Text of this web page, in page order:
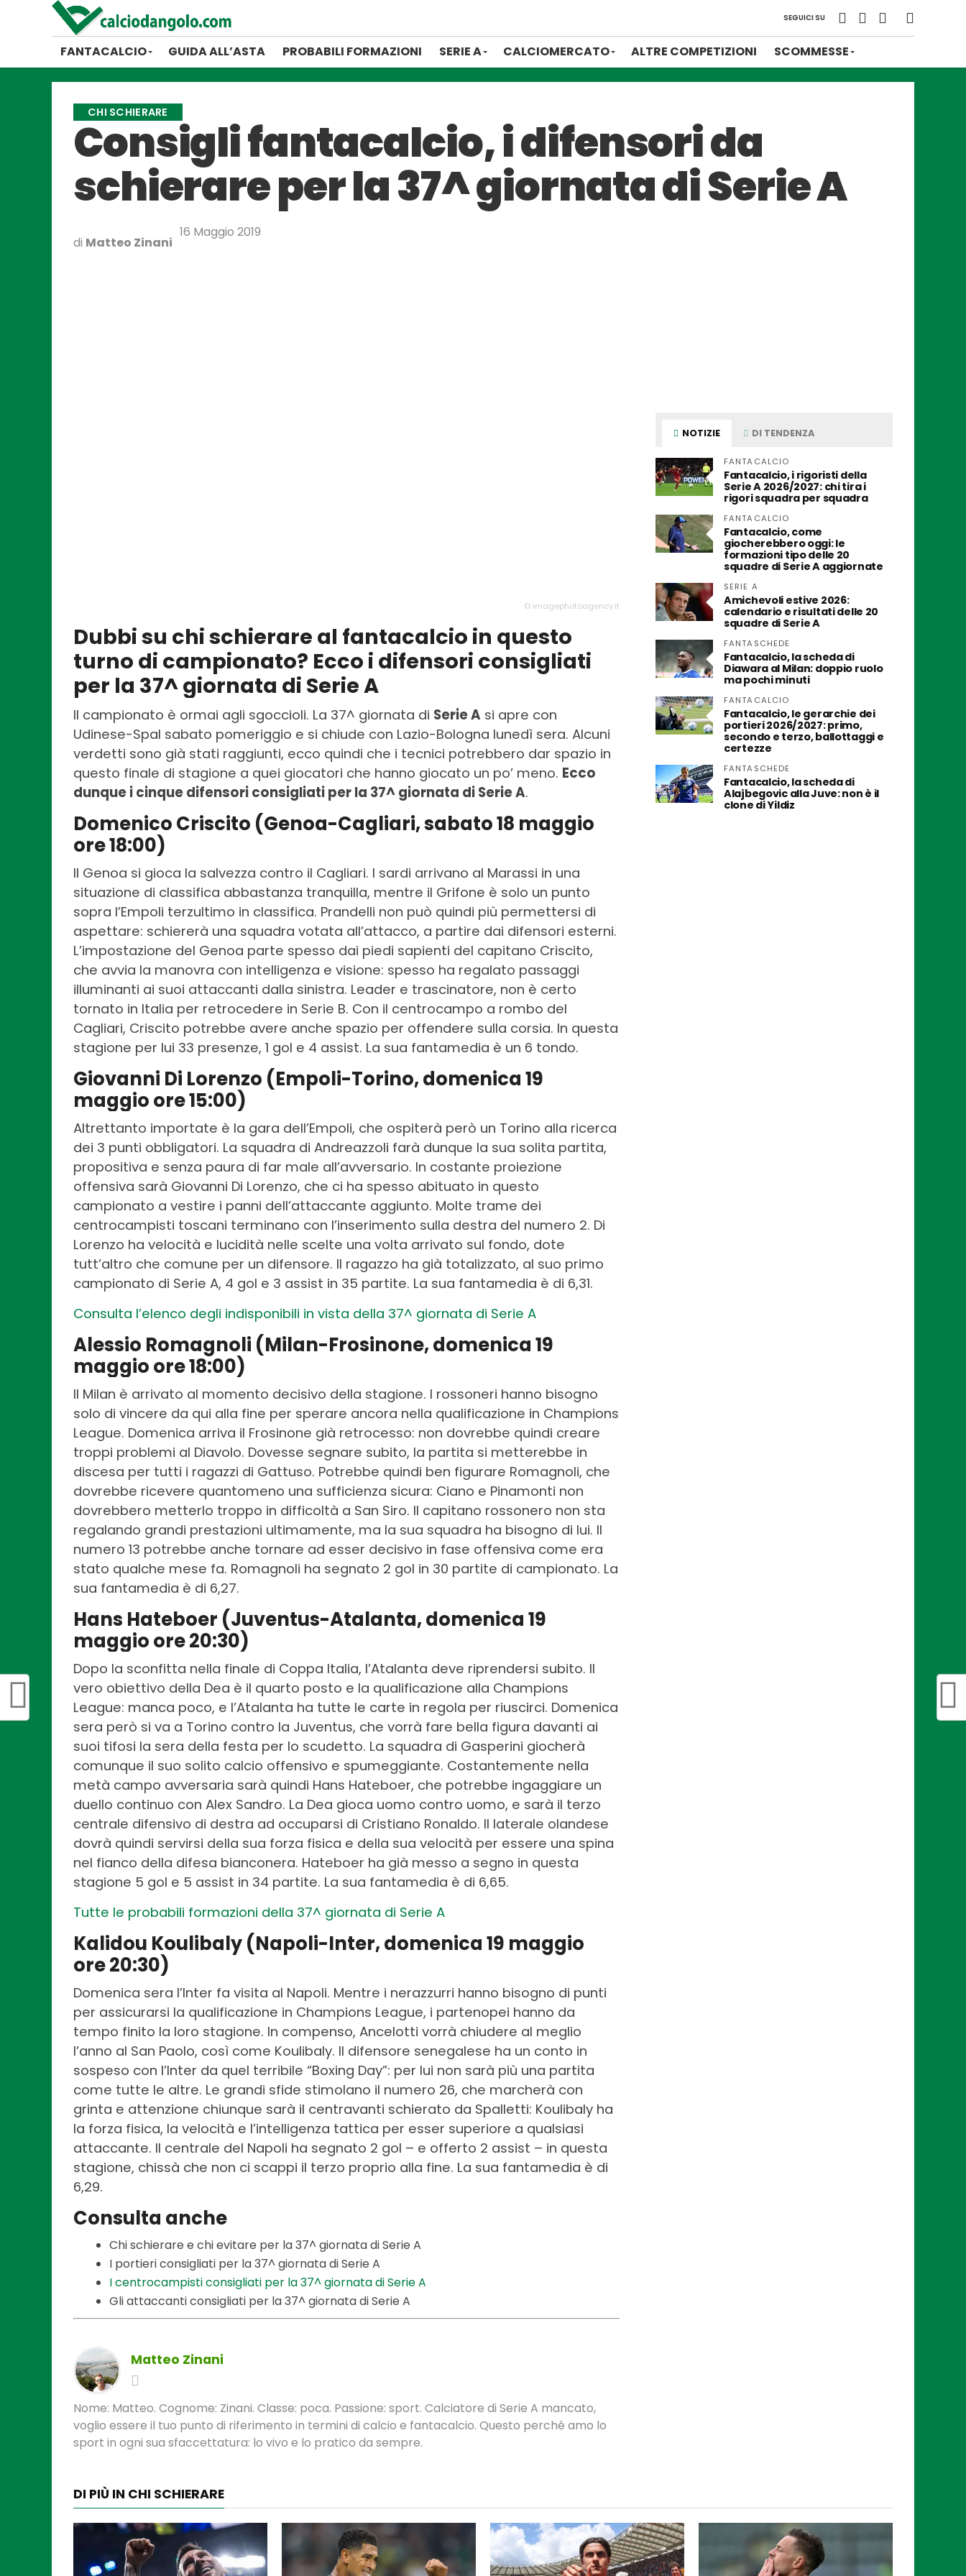
SEGUICI SU
FANTACALCIO GUIDA ALL’ASTA PROBABILI FORMAZIONI SERIE A CALCIOMERCATO ALTRE COMPETIZIONI SCOMMESSE
CHI SCHIERARE
Consigli fantacalcio, i difensori da
schierare per la 37^ giornata di Serie A
di Matteo Zinani
16 Maggio 2019
© imagephotoagency.it
Dubbi su chi schierare al fantacalcio in questo
turno di campionato? Ecco i difensori consigliati
per la 37^ giornata di Serie A
Il campionato è ormai agli sgoccioli. La 37^ giornata di Serie A si apre con
Udinese-Spal sabato pomeriggio e si chiude con Lazio-Bologna lunedì sera. Alcuni
verdetti sono già stati raggiunti, ecco quindi che i tecnici potrebbero dar spazio in
questo finale di stagione a quei giocatori che hanno giocato un po’ meno. Ecco
dunque i cinque difensori consigliati per la 37^ giornata di Serie A.
Domenico Criscito (Genoa-Cagliari, sabato 18 maggio
ore 18:00)
Il Genoa si gioca la salvezza contro il Cagliari. I sardi arrivano al Marassi in una
situazione di classifica abbastanza tranquilla, mentre il Grifone è solo un punto
sopra l’Empoli terzultimo in classifica. Prandelli non può quindi più permettersi di
aspettare: schiererà una squadra votata all’attacco, a partire dai difensori esterni.
L’impostazione del Genoa parte spesso dai piedi sapienti del capitano Criscito,
che avvia la manovra con intelligenza e visione: spesso ha regalato passaggi
illuminanti ai suoi attaccanti dalla sinistra. Leader e trascinatore, non è certo
tornato in Italia per retrocedere in Serie B. Con il centrocampo a rombo del
Cagliari, Criscito potrebbe avere anche spazio per offendere sulla corsia. In questa
stagione per lui 33 presenze, 1 gol e 4 assist. La sua fantamedia è un 6 tondo.
Giovanni Di Lorenzo (Empoli-Torino, domenica 19
maggio ore 15:00)
Altrettanto importate è la gara dell’Empoli, che ospiterà però un Torino alla ricerca
dei 3 punti obbligatori. La squadra di Andreazzoli farà dunque la sua solita partita,
propositiva e senza paura di far male all’avversario. In costante proiezione
offensiva sarà Giovanni Di Lorenzo, che ci ha spesso abituato in questo
campionato a vestire i panni dell’attaccante aggiunto. Molte trame dei
centrocampisti toscani terminano con l’inserimento sulla destra del numero 2. Di
Lorenzo ha velocità e lucidità nelle scelte una volta arrivato sul fondo, dote
tutt’altro che comune per un difensore. Il ragazzo ha già totalizzato, al suo primo
campionato di Serie A, 4 gol e 3 assist in 35 partite. La sua fantamedia è di 6,31.
Consulta l’elenco degli indisponibili in vista della 37^ giornata di Serie A
Alessio Romagnoli (Milan-Frosinone, domenica 19
maggio ore 18:00)
Il Milan è arrivato al momento decisivo della stagione. I rossoneri hanno bisogno
solo di vincere da qui alla fine per sperare ancora nella qualificazione in Champions
League. Domenica arriva il Frosinone già retrocesso: non dovrebbe quindi creare
troppi problemi al Diavolo. Dovesse segnare subito, la partita si metterebbe in
discesa per tutti i ragazzi di Gattuso. Potrebbe quindi ben figurare Romagnoli, che
dovrebbe ricevere quantomeno una sufficienza sicura: Ciano e Pinamonti non
dovrebbero metterlo troppo in difficoltà a San Siro. Il capitano rossonero non sta
regalando grandi prestazioni ultimamente, ma la sua squadra ha bisogno di lui. Il
numero 13 potrebbe anche tornare ad esser decisivo in fase offensiva come era
stato qualche mese fa. Romagnoli ha segnato 2 gol in 30 partite di campionato. La
sua fantamedia è di 6,27.
Hans Hateboer (Juventus-Atalanta, domenica 19
maggio ore 20:30)
Dopo la sconfitta nella finale di Coppa Italia, l’Atalanta deve riprendersi subito. Il
vero obiettivo della Dea è il quarto posto e la qualificazione alla Champions
League: manca poco, e l’Atalanta ha tutte le carte in regola per riuscirci. Domenica
sera però si va a Torino contro la Juventus, che vorrà fare bella figura davanti ai
suoi tifosi la sera della festa per lo scudetto. La squadra di Gasperini giocherà
comunque il suo solito calcio offensivo e spumeggiante. Costantemente nella
metà campo avversaria sarà quindi Hans Hateboer, che potrebbe ingaggiare un
duello continuo con Alex Sandro. La Dea gioca uomo contro uomo, e sarà il terzo
centrale difensivo di destra ad occuparsi di Cristiano Ronaldo. Il laterale olandese
dovrà quindi servirsi della sua forza fisica e della sua velocità per essere una spina
nel fianco della difesa bianconera. Hateboer ha già messo a segno in questa
stagione 5 gol e 5 assist in 34 partite. La sua fantamedia è di 6,65.
Tutte le probabili formazioni della 37^ giornata di Serie A
Kalidou Koulibaly (Napoli-Inter, domenica 19 maggio
ore 20:30)
Domenica sera l’Inter fa visita al Napoli. Mentre i nerazzurri hanno bisogno di punti
per assicurarsi la qualificazione in Champions League, i partenopei hanno da
tempo finito la loro stagione. In compenso, Ancelotti vorrà chiudere al meglio
l’anno al San Paolo, così come Koulibaly. Il difensore senegalese ha un conto in
sospeso con l’Inter da quel terribile “Boxing Day”: per lui non sarà più una partita
come tutte le altre. Le grandi sfide stimolano il numero 26, che marcherà con
grinta e attenzione chiunque sarà il centravanti schierato da Spalletti: Koulibaly ha
la forza fisica, la velocità e l’intelligenza tattica per esser superiore a qualsiasi
attaccante. Il centrale del Napoli ha segnato 2 gol – e offerto 2 assist – in questa
stagione, chissà che non ci scappi il terzo proprio alla fine. La sua fantamedia è di
6,29.
Consulta anche
Chi schierare e chi evitare per la 37^ giornata di Serie A
I portieri consigliati per la 37^ giornata di Serie A
I centrocampisti consigliati per la 37^ giornata di Serie A
Gli attaccanti consigliati per la 37^ giornata di Serie A
Matteo Zinani
Nome: Matteo. Cognome: Zinani. Classe: poca. Passione: sport. Calciatore di Serie A mancato,
voglio essere il tuo punto di riferimento in termini di calcio e fantacalcio. Questo perché amo lo
sport in ogni sua sfaccettatura: lo vivo e lo pratico da sempre.
NOTIZIE DI TENDENZA
FANTACALCIO
Fantacalcio, i rigoristi della
Serie A 2026/2027: chi tira i
rigori squadra per squadra
FANTACALCIO
Fantacalcio, come
giocherebbero oggi: le
formazioni tipo delle 20
squadre di Serie A aggiornate
SERIE A
Amichevoli estive 2026:
calendario e risultati delle 20
squadre di Serie A
FANTASCHEDE
Fantacalcio, la scheda di
Diawara al Milan: doppio ruolo
ma pochi minuti
FANTACALCIO
Fantacalcio, le gerarchie dei
portieri 2026/2027: primo,
secondo e terzo, ballottaggi e
certezze
FANTASCHEDE
Fantacalcio, la scheda di
Alajbegovic alla Juve: non è il
clone di Yildiz
DI PIÙ IN CHI SCHIERARE